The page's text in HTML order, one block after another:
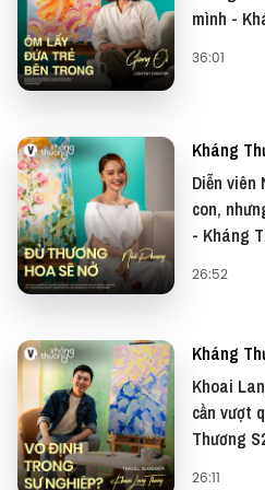
Cảm ơn MSD Việt Nam và
đã đồng hành cùng
Nội dung này được phối hợp
Dự phòng Việt Nam và MSD,
Dự phòng Việt Nam và
dục.
Tìm hiểu thêm về HPV tại đây:
● Fanpage: ⁠⁠⁠https://
● Website: ⁠⁠⁠https://hpv.vn/⁠⁠⁠
—
mình -
36:01
Kháng
Diễn viên
con,
- Kháng
26:52
Kháng
Khoai
cần vượt
Thương
26:11